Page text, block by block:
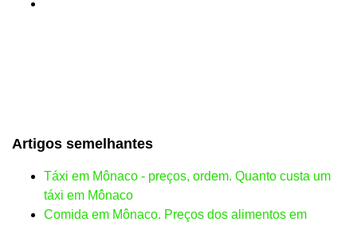
Artigos semelhantes
Táxi em Mônaco - preços, ordem. Quanto custa um
táxi em Mônaco
Comida em Mônaco. Preços dos alimentos em